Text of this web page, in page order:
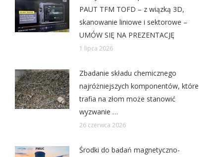
PAUT TFM TOFD – z wiązką 3D,
skanowanie liniowe i sektorowe –
UMÓW SIĘ NA PREZENTACJĘ
1 lipca 2026
Zbadanie składu chemicznego
najróżniejszych komponentów, które
trafia na złom może stanowić
wyzwanie …
26 czerwca 2026
Środki do badań magnetyczno-